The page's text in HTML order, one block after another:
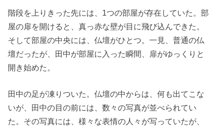
階段を上りきった先には、1つの部屋が存在していた。部
屋の扉を開けると、真っ赤な壁が目に飛び込んできた。
そして部屋の中央には、仏壇がひとつ。一見、普通の仏
壇だったが、田中が部屋に入った瞬間、扉がゆっくりと
開き始めた。
田中の足が凍りついた。仏壇の中からは、何も出てこな
いが、田中の目の前には、数々の写真が並べられてい
た。その写真には、様々な表情の人々が写っていたが、